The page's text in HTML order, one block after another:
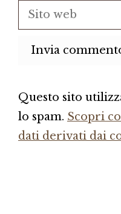
Sito
web
Questo sito
lo spam. Scopri
dati derivati dai